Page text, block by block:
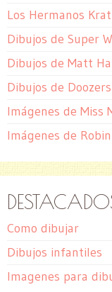
Los Hermanos
Dibujos de Super
Dibujos de Matt
Dibujos de
Imágenes de Miss
Imágenes de
Como dibujar
Dibujos infantiles
Imagenes para